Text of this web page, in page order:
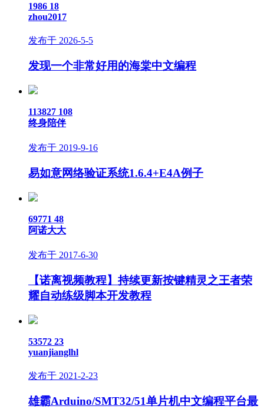
1986 18
zhou2017
发布于 2026-5-5
发现一个非常好用的海棠中文编程
113827 108
终身陪伴
发布于 2019-9-16
易如意网络验证系统1.6.4+E4A例子
69771 48
阿诺大大
发布于 2017-6-30
【诺离视频教程】持续更新按键精灵之王者荣
耀自动练级脚本开发教程
53572 23
yuanjianglhl
发布于 2021-2-23
雄霸Arduino/SMT32/51单片机中文编程平台最